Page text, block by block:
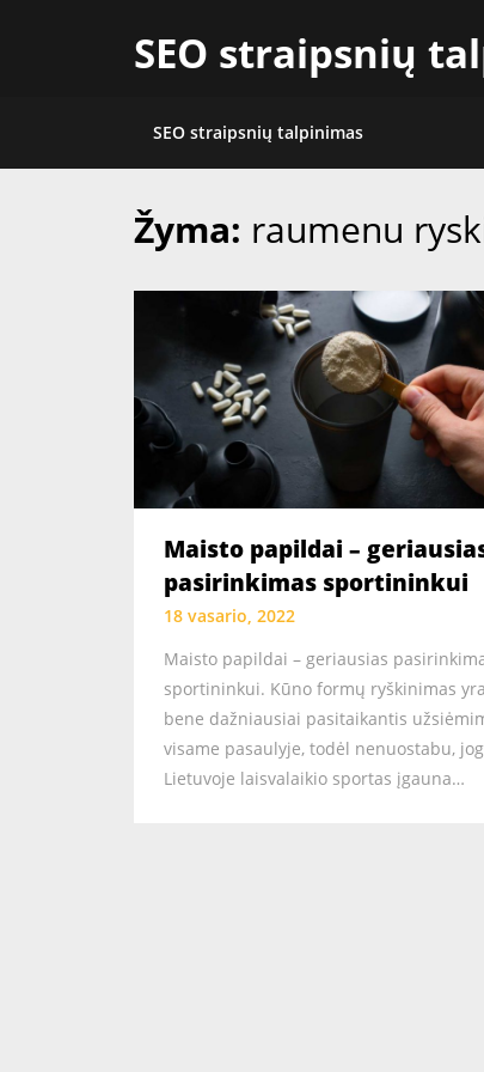
SEO straipsnių
SEO straipsnių talpinimas
Žyma: raumenu
Maisto papildai –
pasirinkimas sportininkui
18 vasario, 2022
Maisto papildai – geriausias
sportininkui. Kūno formų ryškinimas yra
bene dažniausiai pasitaikantis
visame pasaulyje, todėl nenuostabu,
Lietuvoje laisvalaikio sportas įgauna…